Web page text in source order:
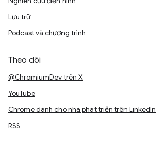
Lưu trữ
Podcast và chương trình
Theo dõi
@ChromiumDev trên X
YouTube
Chrome dành cho nhà phát triển trên LinkedIn
RSS